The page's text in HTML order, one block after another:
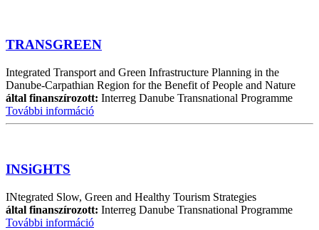
TRANSGREEN
Integrated Transport and Green Infrastructure Planning in the
Danube-Carpathian Region for the Benefit of People and Nature
által finanszírozott: Interreg Danube Transnational Programme
További információ
INSiGHTS
INtegrated Slow, Green and Healthy Tourism Strategies
által finanszírozott: Interreg Danube Transnational Programme
További információ